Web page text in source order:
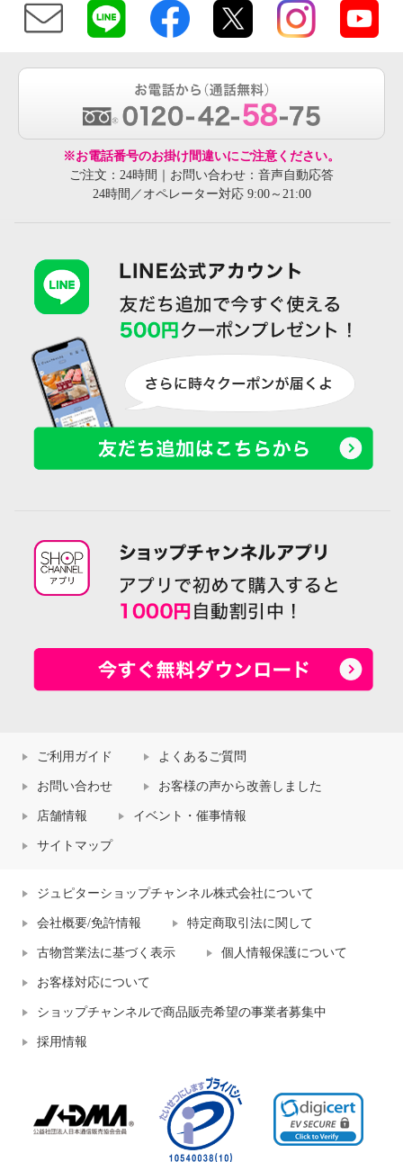
※お電話番号のお掛け間違いにご注意ください。
ご注文：24時間｜お問い合わせ：音声自動応答
24時間／オペレーター対応 9:00～21:00
ご利用ガイド よくあるご質問
お問い合わせ お客様の声から改善しました
店舗情報 イベント・催事情報
サイトマップ
ジュピターショップチャンネル株式会社について
会社概要/免許情報 特定商取引法に関して
古物営業法に基づく表示 個人情報保護について
お客様対応について
ショップチャンネルで商品販売希望の事業者募集中
採用情報